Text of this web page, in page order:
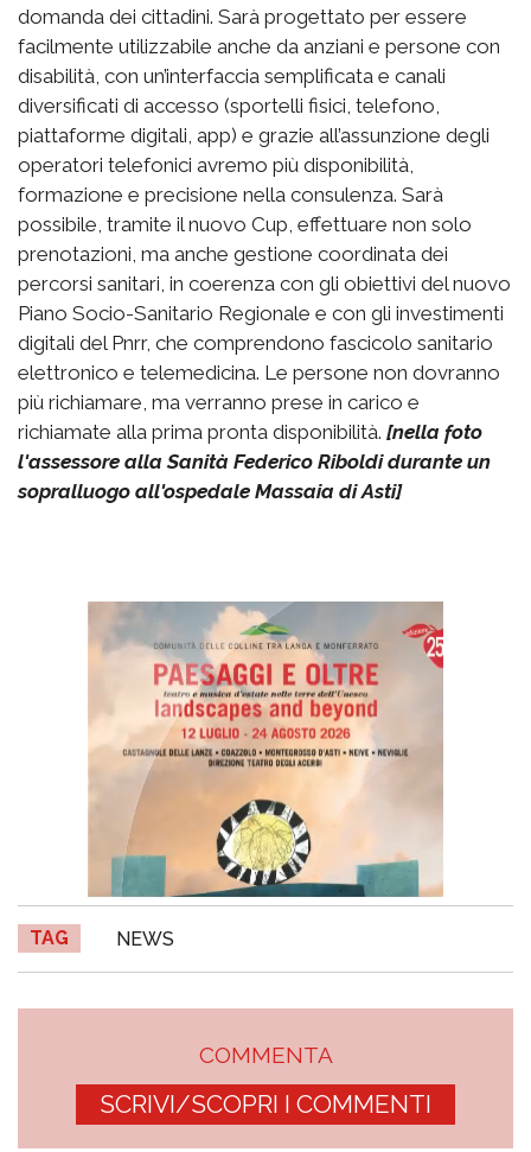
domanda dei cittadini. Sarà progettato per essere
facilmente utilizzabile anche da anziani e persone con
disabilità, con un’interfaccia semplificata e canali
diversificati di accesso (sportelli fisici, telefono,
piattaforme digitali, app) e grazie all’assunzione degli
operatori telefonici avremo più disponibilità,
formazione e precisione nella consulenza. Sarà
possibile, tramite il nuovo Cup, effettuare non solo
prenotazioni, ma anche gestione coordinata dei
percorsi sanitari, in coerenza con gli obiettivi del nuovo
Piano Socio-Sanitario Regionale e con gli investimenti
digitali del Pnrr, che comprendono fascicolo sanitario
elettronico e telemedicina. Le persone non dovranno
più richiamare, ma verranno prese in carico e
richiamate alla prima pronta disponibilità. [nella foto
l'assessore alla Sanità Federico Riboldi durante un
sopralluogo all'ospedale Massaia di Asti]
TAG NEWS
COMMENTA
SCRIVI/SCOPRI I COMMENTI